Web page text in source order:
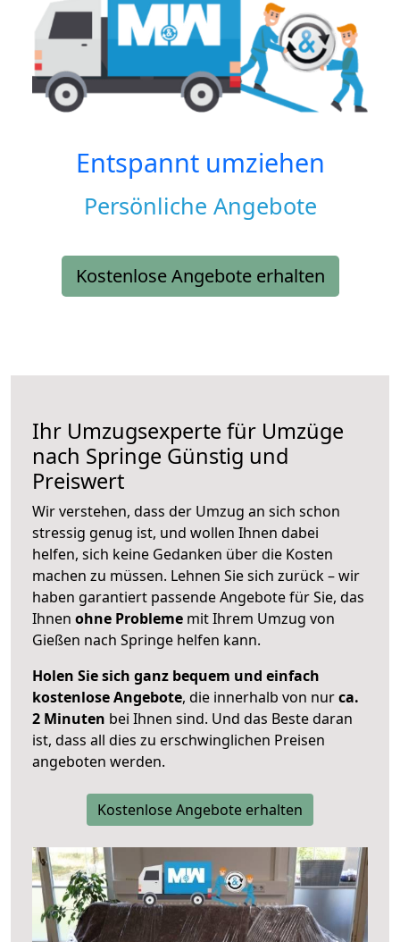
Entspannt umziehen
Persönliche Angebote
Kostenlose Angebote erhalten
Ihr Umzugsexperte für Umzüge
nach Springe Günstig und
Preiswert
Wir verstehen, dass der Umzug an sich schon
stressig genug ist, und wollen Ihnen dabei
helfen, sich keine Gedanken über die Kosten
machen zu müssen. Lehnen Sie sich zurück – wir
haben garantiert passende Angebote für Sie, das
Ihnen ohne Probleme mit Ihrem Umzug von
Gießen nach Springe helfen kann.
Holen Sie sich ganz bequem und einfach
kostenlose Angebote, die innerhalb von nurca.
2 Minuten bei Ihnen sind. Und das Beste daran
ist, dass all dies zu erschwinglichen Preisen
angeboten werden.
Kostenlose Angebote erhalten